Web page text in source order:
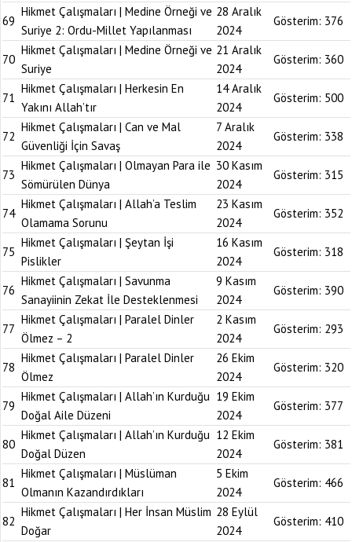
69
Hikmet Çalışmaları | Medine Örneği ve
Suriye 2: Ordu-Millet Yapılanması
28 Aralık
2024
Gösterim: 376
70
Hikmet Çalışmaları | Medine Örneği ve
Suriye
21 Aralık
2024
Gösterim: 360
71
Hikmet Çalışmaları | Herkesin En
Yakını Allah’tır
14 Aralık
2024
Gösterim: 500
72
Hikmet Çalışmaları | Can ve Mal
Güvenliği İçin Savaş
7 Aralık
2024
Gösterim: 338
73
Hikmet Çalışmaları | Olmayan Para ile
Sömürülen Dünya
30 Kasım
2024
Gösterim: 315
74
Hikmet Çalışmaları | Allah’a Teslim
Olamama Sorunu
23 Kasım
2024
Gösterim: 352
75
Hikmet Çalışmaları | Şeytan İşi
Pislikler
16 Kasım
2024
Gösterim: 318
76
Hikmet Çalışmaları | Savunma
Sanayiinin Zekat İle Desteklenmesi
9 Kasım
2024
Gösterim: 390
77
Hikmet Çalışmaları | Paralel Dinler
Ölmez – 2
2 Kasım
2024
Gösterim: 293
78
Hikmet Çalışmaları | Paralel Dinler
Ölmez
26 Ekim
2024
Gösterim: 320
79
Hikmet Çalışmaları | Allah’ın Kurduğu
Doğal Aile Düzeni
19 Ekim
2024
Gösterim: 377
80
Hikmet Çalışmaları | Allah’ın Kurduğu
Doğal Düzen
12 Ekim
2024
Gösterim: 381
81
Hikmet Çalışmaları | Müslüman
Olmanın Kazandırdıkları
5 Ekim
2024
Gösterim: 466
82
Hikmet Çalışmaları | Her İnsan Müslim
Doğar
28 Eylül
2024
Gösterim: 410